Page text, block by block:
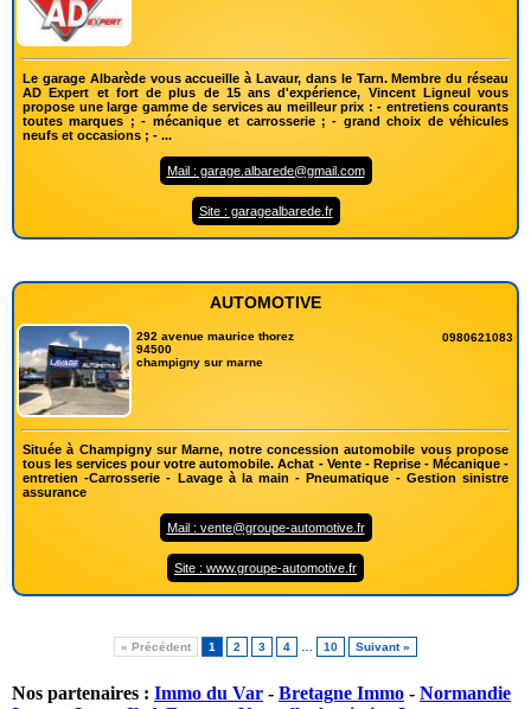
Le garage Albarède vous accueille à Lavaur, dans le Tarn. Membre du réseau
AD Expert et fort de plus de 15 ans d'expérience, Vincent Ligneul vous
propose une large gamme de services au meilleur prix : - entretiens courants
toutes marques ; - mécanique et carrosserie ; - grand choix de véhicules
neufs et occasions ; - ...
Mail : garage.albarede@gmail.com
Site : garagealbarede.fr
AUTOMOTIVE
292 avenue maurice thorez
94500
champigny sur marne
0980621083
Située à Champigny sur Marne, notre concession automobile vous propose
tous les services pour votre automobile. Achat - Vente - Reprise - Mécanique -
entretien -Carrosserie - Lavage à la main - Pneumatique - Gestion sinistre
assurance
Mail : vente@groupe-automotive.fr
Site : www.groupe-automotive.fr
« Précédent 1 2 3 4 10 Suivant »
Nos partenaires : Immo du Var - Bretagne Immo - Normandie